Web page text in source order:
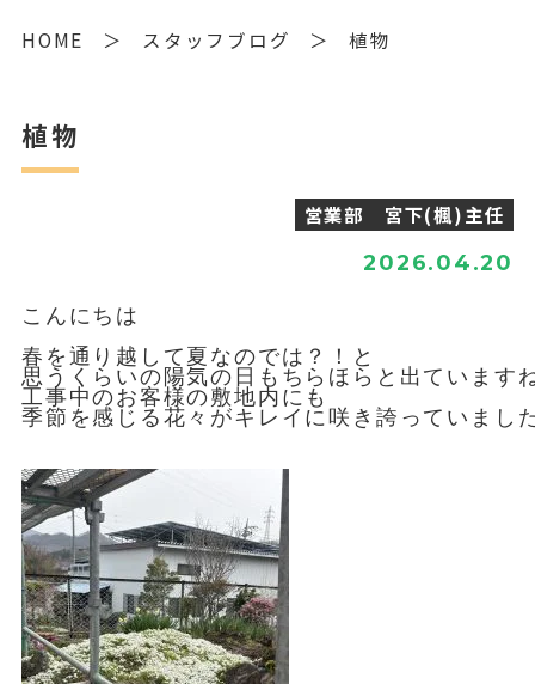
HOME スタッフブログ 植物
植物
営業部 宮下(楓)主任
2026.04.20
こんにちは
春を通り越して夏なのでは？！と
思うくらいの陽気の日もちらほらと出ています
工事中のお客様の敷地内にも
季節を感じる花々がキレイに咲き誇っていまし